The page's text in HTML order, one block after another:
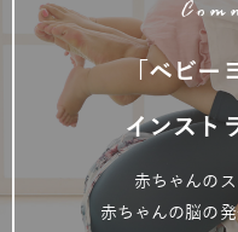
「ベビー
インスト
赤ちゃんの
赤ちゃんの脳の